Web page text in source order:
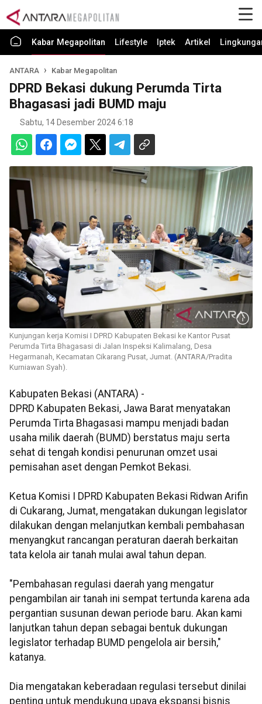
Kabar Megapolitan Lifestyle Iptek Artikel
ANTARA Kabar Megapolitan
DPRD Bekasi dukung Perumda Tirta
Bhagasasi jadi BUMD maju
Sabtu, 14 Desember 2024 6:18
Kunjungan kerja Komisi I DPRD Kabupaten Bekasi ke Kantor Pusat
Perumda Tirta Bhagasasi di Jalan Inspeksi Kalimalang, Desa
Hegarmanah, Kecamatan Cikarang Pusat, Jumat. (ANTARA/Pradita
Kurniawan Syah).
Kabupaten Bekasi (ANTARA) -
DPRD Kabupaten Bekasi, Jawa Barat menyatakan
Perumda Tirta Bhagasasi mampu menjadi badan
usaha milik daerah (BUMD) berstatus maju serta
sehat di tengah kondisi penurunan omzet usai
pemisahan aset dengan Pemkot Bekasi.
Ketua Komisi I DPRD Kabupaten Bekasi Ridwan Arifin
di Cukarang, Jumat, mengatakan dukungan legislator
dilakukan dengan melanjutkan kembali pembahasan
menyangkut rancangan peraturan daerah berkaitan
tata kelola air tanah mulai awal tahun depan.
"Pembahasan regulasi daerah yang mengatur
pengambilan air tanah ini sempat tertunda karena ada
pergantian susunan dewan periode baru. Akan kami
lanjutkan tahun depan sebagai bentuk dukungan
legislator terhadap BUMD pengelola air bersih,"
katanya.
Dia mengatakan keberadaan regulasi tersebut dinilai
penting untuk mendukung upaya ekspansi bisnis